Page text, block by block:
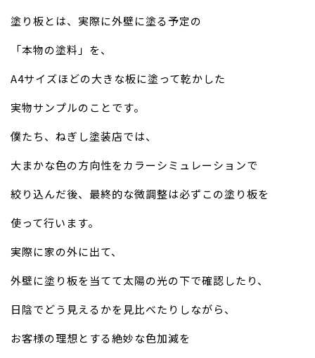
塗り板とは、実際に外壁に塗る予定の
「本物の塗料」を、
A4サイズほどの大きな板に塗って乾かした
実物サンプルのことです。
僕たち、ねぎし塗装店では、
大まかな色の方向性をカラーシミュレーションで
絞り込んだ後、最終的な微調整は必ずこの塗り板を
使って行います。
実際に家の外に出て、
外壁に塗り板を当てて太陽の光の下で確認したり、
日陰でどう見えるかを見比べたりしながら、
お客様の理想とする絶妙な色加減を